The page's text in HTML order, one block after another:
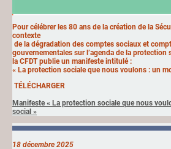
Pour célébrer les 80 ans de la création de la
contexte
de la dégradation des comptes sociaux et
gouvernementales sur l’agenda de la protection
la CFDT publie un manifeste intitulé :
« La protection sociale que nous voulons : un
TÉLÉCHARGER
Manifeste « La protection sociale que nous
social »
18 décembre 2025